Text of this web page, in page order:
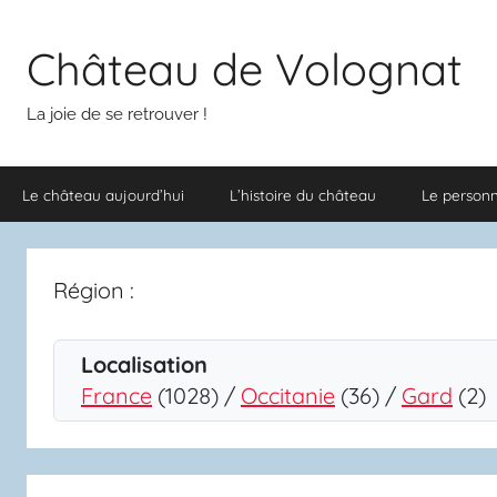
contenuChâteau de Volognat
La joie de se retrouver !
Le château aujourd’hui L’histoire du château Le
Région :
Localisation
France (1028) / Occitanie (36) / Gard (2)